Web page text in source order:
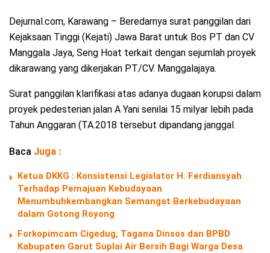
Dejurnal.com, Karawang – Beredarnya surat panggilan dari
Kejaksaan Tinggi (Kejati) Jawa Barat untuk Bos PT dan CV
Manggala Jaya, Seng Hoat terkait dengan sejumlah proyek
dikarawang yang dikerjakan PT/CV. Manggalajaya.
Surat panggilan klarifikasi atas adanya dugaan korupsi dalam
proyek pedesterian jalan A Yani senilai 15 milyar lebih pada
Tahun Anggaran (TA.2018 tersebut dipandang janggal.
Baca Juga :
Ketua DKKG : Konsistensi Legislator H. Ferdiansyah
Terhadap Pemajuan Kebudayaan
Menumbuhkembangkan Semangat Berkebudayaan
dalam Gotong Royong
Forkopimcam Cigedug, Tagana Dinsos dan BPBD
Kabupaten Garut Suplai Air Bersih Bagi Warga Desa